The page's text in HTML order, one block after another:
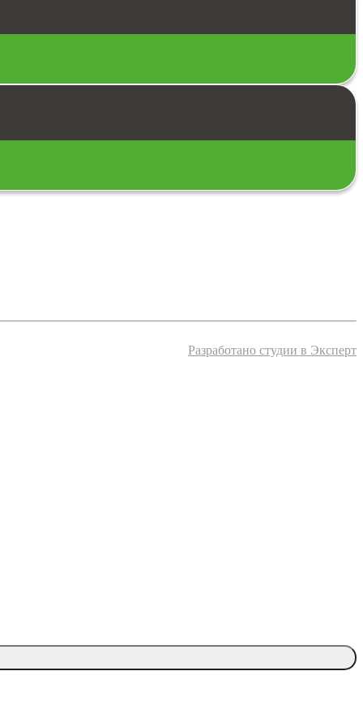
Разработано студии в Эксперт